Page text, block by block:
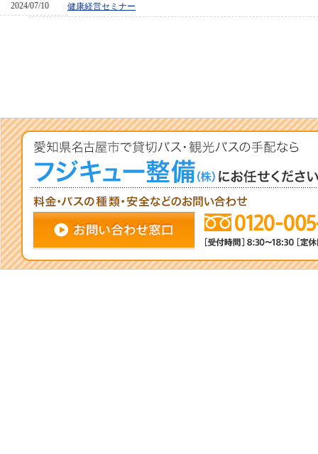
2024/07/10 健康経営セミナー